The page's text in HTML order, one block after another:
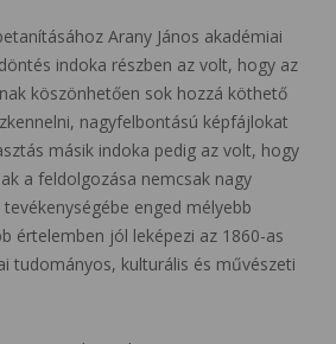
Arany János akadémiai
indoka részben az volt, hogy az
köszönhetően sok hozzá köthető
nagyfelbontású képfájlokat
másik indoka pedig az volt, hogy
a feldolgozása nemcsak nagy
enged mélyebb
értelemben jól leképezi az 1860-as
tudományos, kulturális és művészeti